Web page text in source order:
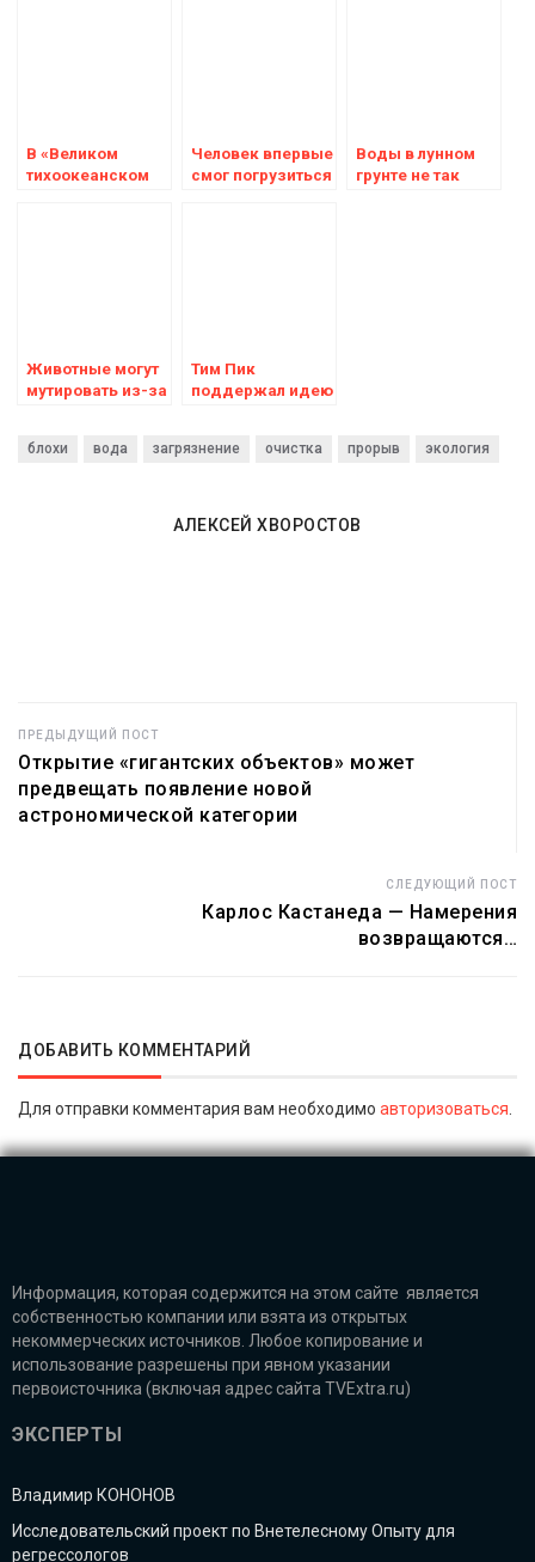
В «Великом
тихоокеанском
Человек впервые
смог погрузиться
Воды в лунном
грунте не так
Животные могут
мутировать из-за
отходов,
Тим Пик
поддержал идею
заявив, что
абсолютно
блохи вода загрязнение очистка прорыв экология
АЛЕКСЕЙ ХВОРОСТОВ
ПРЕДЫДУЩИЙ ПОСТ
Открытие «гигантских объектов» может
предвещать появление новой
астрономической категории
СЛЕДУЮЩИЙ ПОСТ
Карлос Кастанеда — Намерения
возвращаются…
ДОБАВИТЬ КОММЕНТАРИЙ
Для отправки комментария вам необходимо авторизоваться
Информация, которая содержится на этом сайте является
собственностью компании или взята из открытых
некоммерческих источников. Любое копирование и
использование разрешены при явном указании
первоисточника (включая адрес сайта TVExtra.ru)
ЭКСПЕРТЫ
Владимир КОНОНОВ
Исследовательский проект по Внетелесному Опыту для
регрессологов